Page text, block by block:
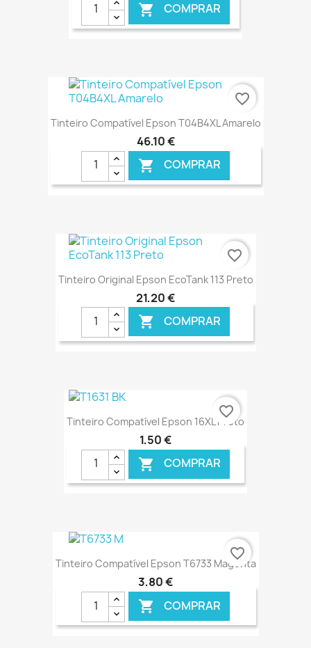
 COMPRAR
€ ONLINE
Tinteiro Compatível Epson T04B4XL Amarelo
46,10 €
 COMPRAR
favorite_border
Tinteiro Original Epson EcoTank 113 Preto
21,20 €
 COMPRAR
favorite_border
Tinteiro Compatível Epson 16XL Preto
1,50 €
 COMPRAR
€ ONLINE
favorite_border
Tinteiro Compatível Epson T6733 Magenta
3,80 €
 COMPRAR
favorite_border